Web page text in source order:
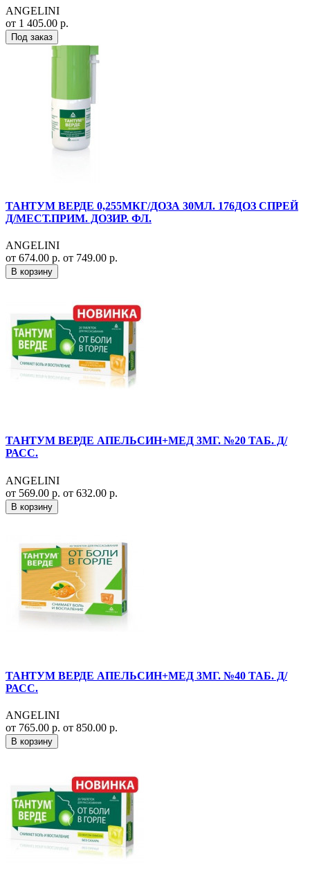
ANGELINI
от 1 405.00 р.
Под заказ
ТАНТУМ ВЕРДЕ 0,255МКГ/ДОЗА 30МЛ. 176ДОЗ СПРЕЙ
Д/МЕСТ.ПРИМ. ДОЗИР. ФЛ.
ANGELINI
от 674.00 р. от 749.00 р.
В корзину
ТАНТУМ ВЕРДЕ АПЕЛЬСИН+МЕД 3МГ. №20 ТАБ. Д/
РАСС.
ANGELINI
от 569.00 р. от 632.00 р.
В корзину
ТАНТУМ ВЕРДЕ АПЕЛЬСИН+МЕД 3МГ. №40 ТАБ. Д/
РАСС.
ANGELINI
от 765.00 р. от 850.00 р.
В корзину